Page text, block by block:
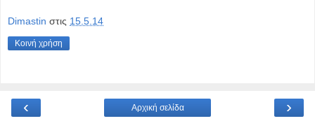
Dimastin στις 15.5.14
Κοινή χρήση
‹ ›
Αρχική σελίδα